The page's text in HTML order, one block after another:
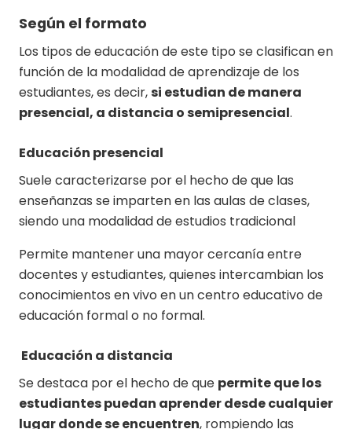
Según el formato
Los tipos de educación de este tipo se clasifican en
función de la modalidad de aprendizaje de los
estudiantes, es decir,si estudian de manera
presencial, a distancia o semipresencial.
Educación presencial
Suele caracterizarse por el hecho de que las
enseñanzas se imparten en las aulas de clases,
siendo una modalidad de estudios tradicional
Permite mantener una mayor cercanía entre
docentes y estudiantes, quienes intercambian los
conocimientos en vivo en un centro educativo de
educación formal o no formal.
Educación a distancia
Se destaca por el hecho de que permite que los
estudiantes puedan aprender desde cualquier
lugar donde se encuentren, rompiendo las